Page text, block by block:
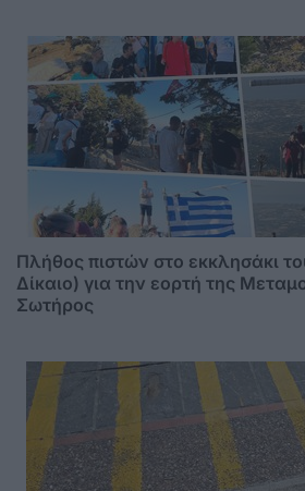
Πλήθος πιστών στο εκκλησάκι
Δίκαιο) για την εορτή της
Σωτήρος